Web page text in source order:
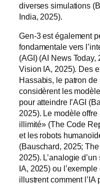
diverses simulations
India, 2025).
Gen-3 est également
fondamentale vers
(AGI) (AI News
Vision IA, 2025). Des
Hassabis, le patron
considèrent les
pour atteindre l’AGI
2025). Le modèle
illimité» (The Code
et les robots
(Bauschard, 2025;
2025). L’analogie
IA, 2025) ou
illustrent comment